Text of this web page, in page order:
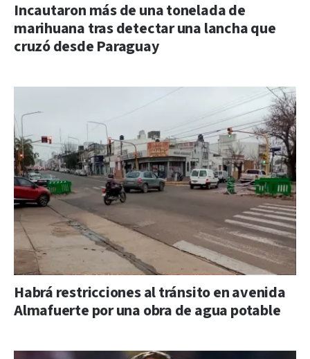
Incautaron más de una tonelada de
marihuana tras detectar una lancha que
cruzó desde Paraguay
Habrá restricciones al tránsito en avenida
Almafuerte por una obra de agua potable